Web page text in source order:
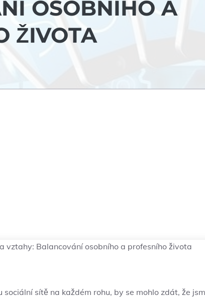
OSOBNÍHO A
ŽIVOTA
vztahy: Balancování osobního a profesního života
sítě na každém rohu,‌ by se mohlo ‌zdát, že